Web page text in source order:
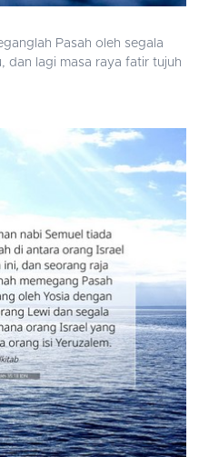
Pasah oleh segala
dan lagi masa raya fatir tujuh